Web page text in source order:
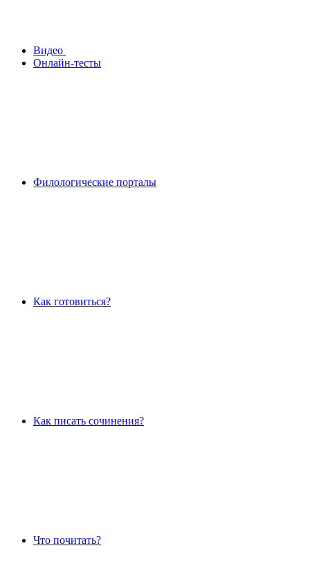
Видео
Онлайн-тесты
Филологические порталы
Как готовиться?
Как писать сочинения?
Что почитать?